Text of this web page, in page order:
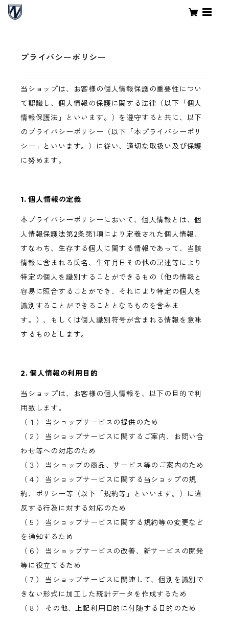
プライバシーポリシー
当ショップは、お客様の個人情報保護の重要性につい
て認識し、個人情報の保護に関する法律（以下「個人
情報保護法」といいます。）を遵守すると共に、以下
のプライバシーポリシー（以下「本プライバシーポリ
シー」といいます。）に従い、適切な取扱い及び保護
に努めます。
1. 個人情報の定義
本プライバシーポリシーにおいて、個人情報とは、個
人情報保護法第2条第1項により定義された個人情報、
すなわち、生存する個人に関する情報であって、当該
情報に含まれる氏名、生年月日その他の記述等により
特定の個人を識別することができるもの（他の情報と
容易に照合することができ、それにより特定の個人を
識別することができることとなるものを含みま
す。）、もしくは個人識別符号が含まれる情報を意味
するものとします。
2. 個人情報の利用目的
当ショップは、お客様の個人情報を、以下の目的で利
用致します。
（１） 当ショップサービスの提供のため
（２） 当ショップサービスに関するご案内、お問い合
わせ等への対応のため
（３） 当ショップの商品、サービス等のご案内のため
（４） 当ショップサービスに関する当ショップの規
約、ポリシー等（以下「規約等」といいます。）に違
反する行為に対する対応のため
（５） 当ショップサービスに関する規約等の変更など
を通知するため
（６） 当ショップサービスの改善、新サービスの開発
等に役立てるため
（７） 当ショップサービスに関連して、個別を識別で
きない形式に加工した統計データを作成するため
（８） その他、上記利用目的に付随する目的のため